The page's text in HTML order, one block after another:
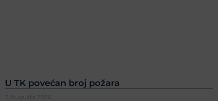
U TK povećan broj požara
7. Augusta 2026.